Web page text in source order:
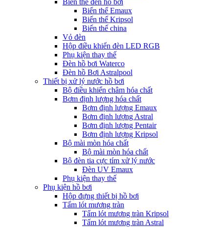
Biến thế đèn hồ bơi
Biến thế Emaux
Biến thế Kripsol
Biến thế china
Vỏ đèn
Hộp điều khiển đèn LED RGB
Phụ kiện thay thế
Đèn hồ bơi Waterco
Đèn hồ Bơi Astralpool
Thiết bị xử lý nước hồ bơi
Bộ điều khiển châm hóa chất
Bơm định lượng hóa chất
Bơm định lượng Emaux
Bơm định lượng Astral
Bơm định lượng Pentair
Bơm định lượng Kripsol
Bộ mài mòn hóa chất
Bộ mài mòn hóa chất
Bộ đèn tia cực tím xử lý nước
Đèn UV Emaux
Phụ kiện thay thế
Phụ kiện hồ bơi
Hộp đựng thiết bị hồ bơi
Tấm lót mương tràn
Tấm lót mương tràn Kripsol
Tấm lót mương tràn Astral